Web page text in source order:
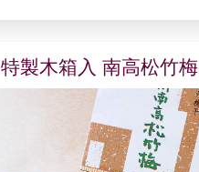
特製木箱入 南高松竹梅